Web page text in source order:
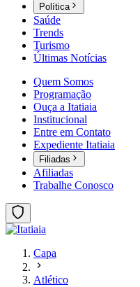
Política
Saúde
Trends
Turismo
Últimas Notícias
Quem Somos
Programação
Ouça a Itatiaia
Institucional
Entre em Contato
Expediente Itatiaia
Filiadas
Afiliadas
Trabalhe Conosco
Capa
Atlético